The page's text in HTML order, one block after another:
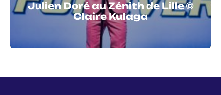
Julien Doré au Zénith de Lille ©
Claire Kulaga